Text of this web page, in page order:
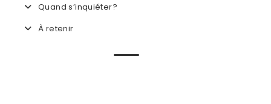
Quand s’inquiéter?
À retenir